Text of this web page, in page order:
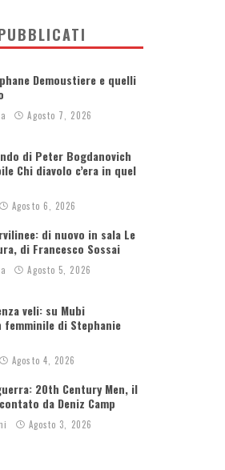
Demoustiere e quelli
Agosto 7, 2026
di Peter Bogdanovich
Chi diavolo c’era in quel
Agosto 6, 2026
di nuovo in sala Le
di Francesco Sossai
Agosto 5, 2026
veli: su Mubi
femminile di Stephanie
Agosto 4, 2026
20th Century Men, il
da Deniz Camp
Agosto 3, 2026